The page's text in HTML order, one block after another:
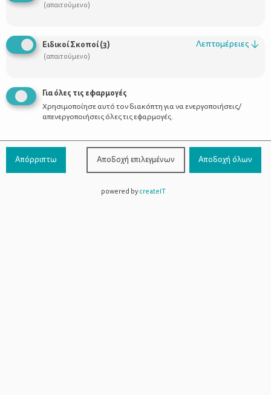
Δοκιμασμένα Tips Οργάνωσης Από Ένα
Αληθινό Σπίτι
(απαιτούμενο)
Ειδικοί Σκοποί(3)
(απαιτούμενο)
Λεπτομέρειες ↓
Για όλες τις εφαρμογές
Χρησιμοποίησε αυτό τον διακόπτη για να ενεργοποιήσεις/
απενεργοποιήσεις όλες τις εφαρμογές.
Απόρριπτω Αποδοχή επιλεγμένων Αποδοχή όλων
powered bycreateIT